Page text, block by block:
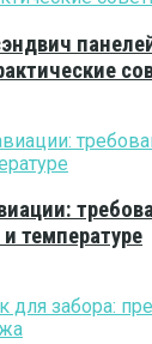
температуре